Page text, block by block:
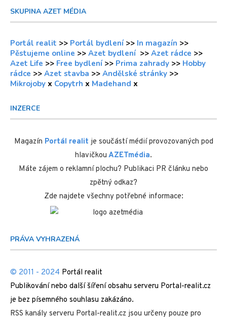
SKUPINA AZET MÉDIA
Portál realit >> Portál bydlení >> In magazín >>
Pěstujeme online >> Azet bydlení >> Azet rádce >>
Azet Life >> Free bydlení >> Prima zahrady >> Hobby
rádce >> Azet stavba >> Andělské stránky >>
Mikrojoby x Copytrh x Madehand x
INZERCE
Magazín Portál realit je součástí médií provozovaných pod
hlavičkou AZETmédia.
Máte zájem o reklamní plochu? Publikaci PR článku nebo
zpětný odkaz?
Zde najdete všechny potřebné informace:
PRÁVA VYHRAZENÁ
© 2011 - 2024 Portál realit
Publikování nebo další šíření obsahu serveru Portal-realit.cz
je bez písemného souhlasu zakázáno.
RSS kanály serveru Portal-realit.cz jsou určeny pouze pro